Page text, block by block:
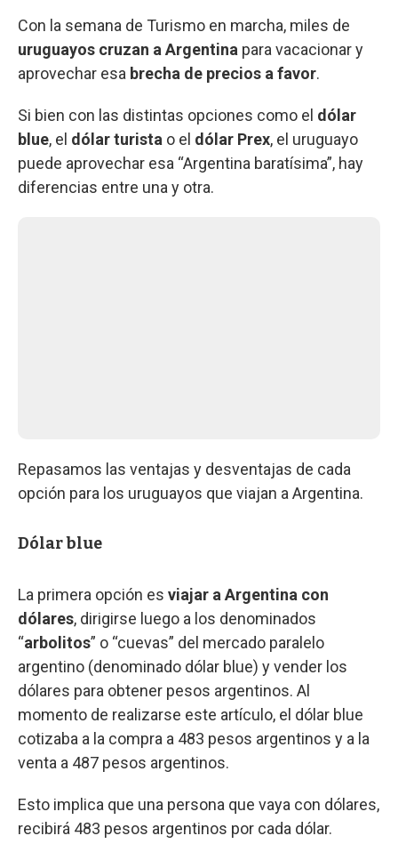
Con la semana de Turismo en marcha, miles de
uruguayos cruzan a Argentina para vacacionar y
aprovechar esa brecha de precios a favor.
Si bien con las distintas opciones como el dólar
blue, el dólar turista o el dólar Prex, el uruguayo
puede aprovechar esa “Argentina baratísima”, hay
diferencias entre una y otra.
Repasamos las ventajas y desventajas de cada
opción para los uruguayos que viajan a Argentina.
Dólar blue
La primera opción es viajar a Argentina con
dólares, dirigirse luego a los denominados
“arbolitos” o “cuevas” del mercado paralelo
argentino (denominado dólar blue) y vender los
dólares para obtener pesos argentinos. Al
momento de realizarse este artículo, el dólar blue
cotizaba a la compra a 483 pesos argentinos y a la
venta a 487 pesos argentinos.
Esto implica que una persona que vaya con dólares,
recibirá 483 pesos argentinos por cada dólar.